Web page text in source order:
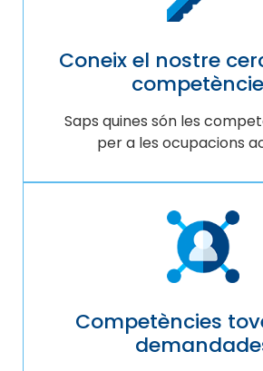
Coneix el nostre
Saps quines són les
per a les ocupacions
Competències